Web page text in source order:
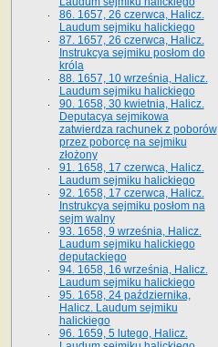
86. 1657, 26 czerwca, Halicz.
Laudum sejmiku halickiego
87. 1657, 26 czerwca, Halicz.
Instrukcya sejmiku posłom do
króla
88. 1657, 10 września, Halicz.
Laudum sejmiku halickiego
90. 1658, 30 kwietnia, Halicz.
Deputacya sejmikowa
zatwierdza rachunek z poborów
przez poborcę na sejmiku
złożony
91. 1658, 17 czerwca, Halicz.
Laudum sejmiku halickiego
92. 1658, 17 czerwca, Halicz.
Instrukcya sejmiku posłom na
sejm walny
93. 1658, 9 września, Halicz.
Laudum sejmiku halickiego
deputackiego
94. 1658, 16 września, Halicz.
Laudum sejmiku halickiego
95. 1658, 24 października,
Halicz. Laudum sejmiku
halickiego
96. 1659, 5 lutego, Halicz.